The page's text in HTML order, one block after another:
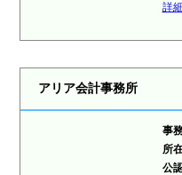
詳
アリア会計事務所
事
所
公